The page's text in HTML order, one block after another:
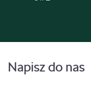
Napisz do nas